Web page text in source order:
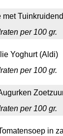
met
per 100 gr.
Yoghurt (Aldi)
per 100 gr.
per 100 gr.
in